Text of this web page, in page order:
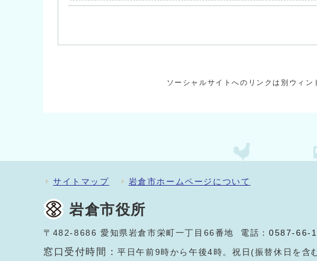
ソーシャルサイトへのリンクは別ウィン
サイトマップ 岩倉市ホームページについて
岩倉市役所
〒482-8686 愛知県岩倉市栄町一丁目66番地 電話：0587-66-
窓口受付時間：平日午前9時から午後4時。祝日(振替休日を含